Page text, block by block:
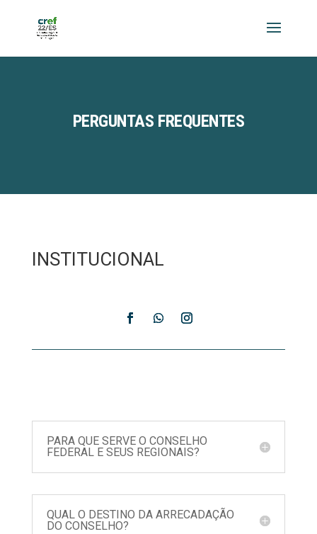
PERGUNTAS FREQUENTES
INSTITUCIONAL
PARA QUE SERVE O CONSELHO
FEDERAL E SEUS REGIONAIS?
QUAL O DESTINO DA ARRECADAÇÃO
DO CONSELHO?